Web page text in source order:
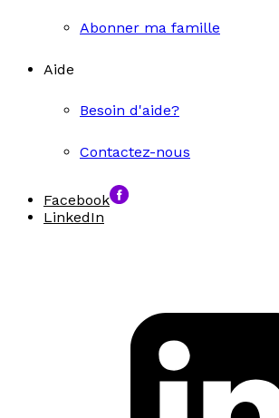
Abonner ma famille
Aide
Besoin d'aide?
Contactez-nous
Facebook
LinkedIn